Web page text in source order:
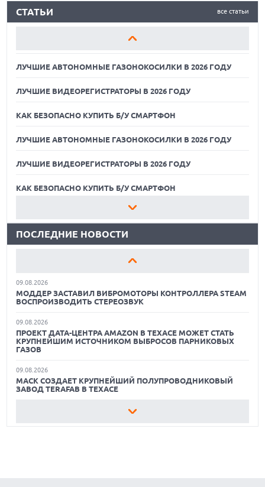
все статьи
СТАТЬИ
КАК БЕЗОПАСНО КУПИТЬ Б/У СМАРТФОН
ЛУЧШИЕ АВТОНОМНЫЕ ГАЗОНОКОСИЛКИ В 2026 ГОДУ
ЛУЧШИЕ ВИДЕОРЕГИСТРАТОРЫ В 2026 ГОДУ
КАК БЕЗОПАСНО КУПИТЬ Б/У СМАРТФОН
ЛУЧШИЕ АВТОНОМНЫЕ ГАЗОНОКОСИЛКИ В 2026 ГОДУ
ЛУЧШИЕ ВИДЕОРЕГИСТРАТОРЫ В 2026 ГОДУ
КАК БЕЗОПАСНО КУПИТЬ Б/У СМАРТФОН
ЛУЧШИЕ АВТОНОМНЫЕ ГАЗОНОКОСИЛКИ В 2026 ГОДУ
ЛУЧШИЕ ВИДЕОРЕГИСТРАТОРЫ В 2026 ГОДУ
КАК БЕЗОПАСНО КУПИТЬ Б/У СМАРТФОН
ЛУЧШИЕ АВТОНОМНЫЕ ГАЗОНОКОСИЛКИ В 2026 ГОДУ
КАК БЕЗОПАСНО КУПИТЬ Б/У СМАРТФОН
ПОСЛЕДНИЕ НОВОСТИ
09.08.2026
БАЗЕ IMEI
09.08.2026
МОДДЕР ЗАСТАВИЛ ВИБРОМОТОРЫ КОНТРОЛЛЕРА STEAM
ВОСПРОИЗВОДИТЬ СТЕРЕОЗВУК
09.08.2026
ПРОЕКТ ДАТА-ЦЕНТРА AMAZON В ТЕХАСЕ МОЖЕТ СТАТЬ
КРУПНЕЙШИМ ИСТОЧНИКОМ ВЫБРОСОВ ПАРНИКОВЫХ
ГАЗОВ
09.08.2026
МАСК СОЗДАЕТ КРУПНЕЙШИЙ ПОЛУПРОВОДНИКОВЫЙ
ЗАВОД TERAFAB В ТЕХАСЕ